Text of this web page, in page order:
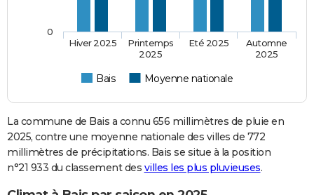
Bais Moyenne nationale
Hiver 2025
Printemps
2025
Eté 2025
Automne
2025
0
La commune de Bais a connu 656 millimètres de pluie en
2025, contre une moyenne nationale des villes de 772
millimètres de précipitations. Bais se situe à la position
n°21 933 du classement des villes les plus pluvieuses.